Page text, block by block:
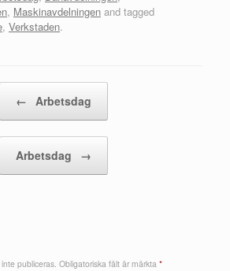
, Maskinavdelningen and tagged
, Verkstaden.
← Arbetsdag
Arbetsdag →
publiceras. Obligatoriska fält är märkta *